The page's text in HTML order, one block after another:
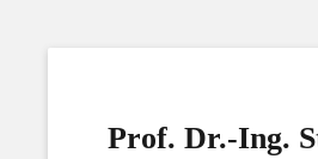
Prof. Dr.-Ing.